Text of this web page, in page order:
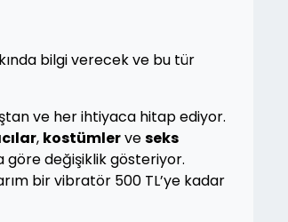
bilgi verecek ve bu tür
ve her ihtiyaca hitap ediyor.
, kostümlerveseks
göre değişiklik gösteriyor.
bir vibratör 500 TL’ye kadar